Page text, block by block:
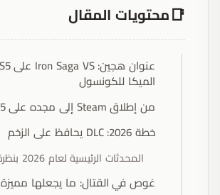
محتويات المقال
الميكا للكونسول
من إطلاق Steam إلى مجده على PS5
خطة 2026: DLC يحافظ على الزخم
المحدثات الرئيسية لعام 2026 بنظرة سريعة
غوص في القتال: ما يجعلها مميزة